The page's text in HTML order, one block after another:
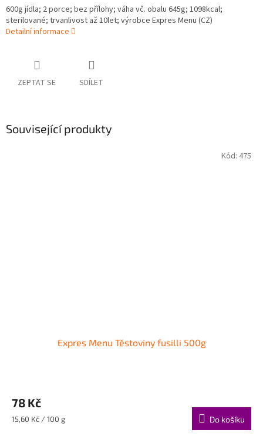
600g jídla; 2 porce; bez přílohy; váha vč. obalu 645g; 1098kcal;
sterilované; trvanlivost až 10let; výrobce Expres Menu (CZ)
Detailní informace
ZEPTAT SE SDÍLET
Související produkty
Expres Menu Těstoviny fusilli 500g
78 Kč
Měrná
15,60 Kč / 100 g Do košíku
Kód: 475